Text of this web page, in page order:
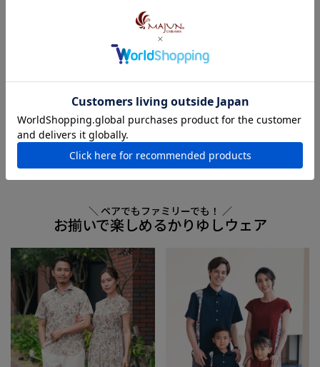
レディース
長袖シャツ
スペシャル
フォーマル
その他
サイズから探す（在庫ありのみ）
S
M L XL XXL 3XL 4XL
5XL
メンズを全て見る >
＼ ペアでもファミリーでも！ ／
お揃いで楽しめるかりゆしウェア